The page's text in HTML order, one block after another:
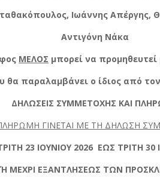
Ιωάννης Απέργης,
Αντιγόνη Νάκα
ΜΕΛΟΣ μπορεί να
θα παραλαμβάνει ο ίδιος από
ΔΗΛΩΣΕΙΣ ΣΥΜΜΕΤΟΧΗΣ ΚΑΙ
ΓΙΝΕΤΑΙ ΜΕ ΤΗ ΔΗΛΩΣΗ
23 ΙΟΥΝΙΟΥ 2026 ΕΩΣ ΤΡΙΤΗ 30
Ή ΜΕΧΡΙ ΕΞΑΝΤΛΗΣΕΩΣ ΤΩΝ